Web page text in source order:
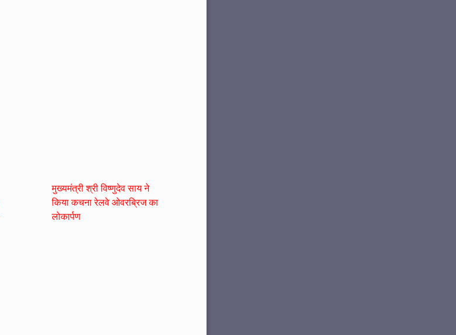
मुख्यमंत्री श्री विष्णुदेव साय ने
किया कचना रेलवे ओवरब्रिज का
लोकार्पण